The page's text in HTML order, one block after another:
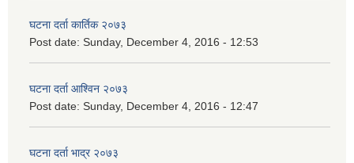
घटना दर्ता कार्तिक २०७३
Post date: Sunday, December 4, 2016 - 12:53
घटना दर्ता आश्विन २०७३
Post date: Sunday, December 4, 2016 - 12:47
घटना दर्ता भाद्र २०७३